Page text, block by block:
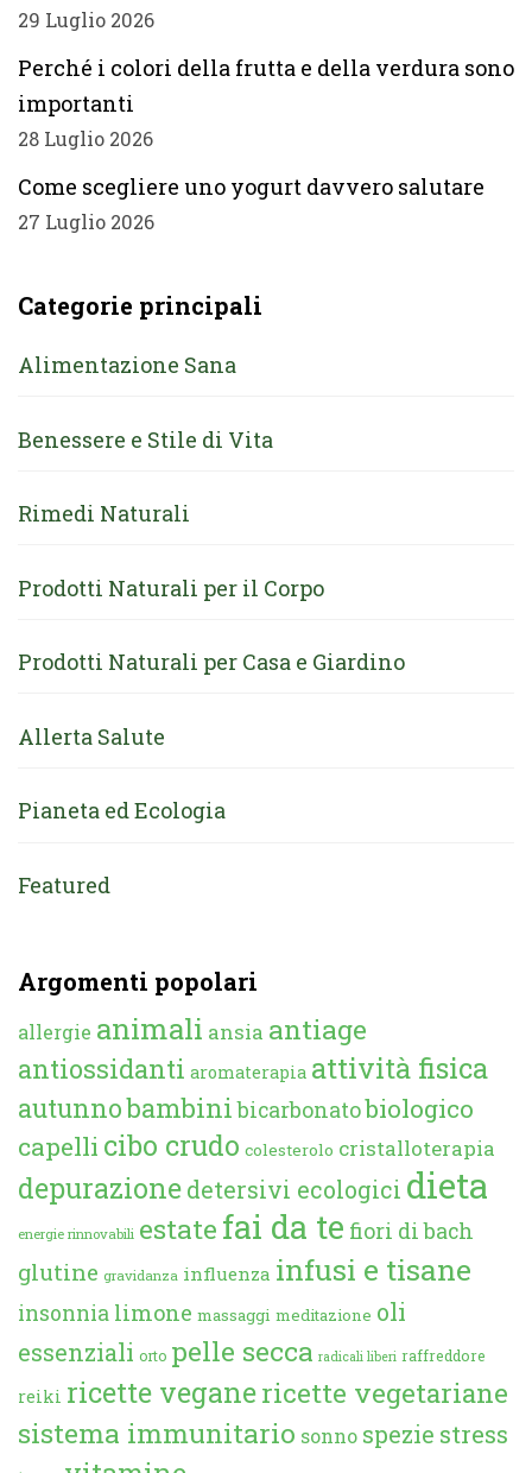
29 Luglio 2026
Perché i colori della frutta e della verdura sono
importanti
28 Luglio 2026
Come scegliere uno yogurt davvero salutare
27 Luglio 2026
Categorie principali
Alimentazione Sana
Benessere e Stile di Vita
Rimedi Naturali
Prodotti Naturali per il Corpo
Prodotti Naturali per Casa e Giardino
Allerta Salute
Pianeta ed Ecologia
Featured
Argomenti popolari
allergie animali ansia antiage
antiossidanti aromaterapia attività fisica
autunnobambini bicarbonatobiologico
capelli cibo crudo colesterolo cristalloterapia
depurazione detersivi ecologici dieta
energie rinnovabili estate fai da te fiori di bach
glutine gravidanza influenza infusi e tisane
insonnia limone massaggi meditazione oli
essenziali orto pelle secca radicali liberi raffreddore
reiki ricette veganericette vegetariane
sistema immunitario sonno spezie stress